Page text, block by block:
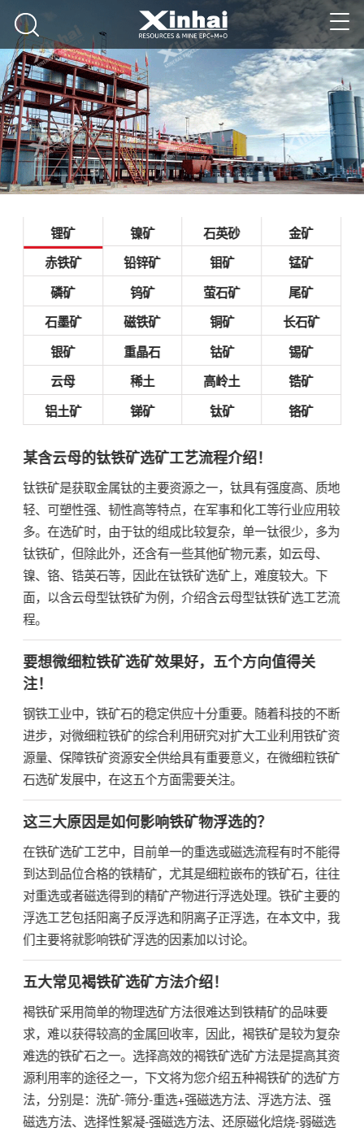
锂矿 镍矿 石英砂
金矿
赤铁矿
铅锌矿 钼矿
锰矿
磷矿
钨矿 萤石矿
尾矿
石墨矿
磁铁矿 铜矿
长石矿
银矿
重晶石 钴矿
锡矿
云母
稀土 高岭土
锆矿
铝土矿
锑矿 钛矿 铬矿
某含云母的钛铁矿选矿工艺流程介绍！
钛铁矿是获取金属钛的主要资源之一，钛具有强度高、质地
轻、可塑性强、韧性高等特点，在军事和化工等行业应用较
多。在选矿时，由于钛的组成比较复杂，单一钛很少，多为
钛铁矿，但除此外，还含有一些其他矿物元素，如云母、
镍、铬、锆英石等，因此在钛铁矿选矿上，难度较大。下
面，以含云母型钛铁矿为例，介绍含云母型钛铁矿选工艺流
程。
要想微细粒铁矿选矿效果好，五个方向值得关
注！
钢铁工业中，铁矿石的稳定供应十分重要。随着科技的不断
进步，对微细粒铁矿的综合利用研究对扩大工业利用铁矿资
源量、保障铁矿资源安全供给具有重要意义，在微细粒铁矿
石选矿发展中，在这五个方面需要关注。
这三大原因是如何影响铁矿物浮选的？
在铁矿选矿工艺中，目前单一的重选或磁选流程有时不能得
到达到品位合格的铁精矿，尤其是细粒嵌布的铁矿石，往往
对重选或者磁选得到的精矿产物进行浮选处理。铁矿主要的
浮选工艺包括阳离子反浮选和阴离子正浮选，在本文中，我
们主要将就影响铁矿浮选的因素加以讨论。
五大常见褐铁矿选矿方法介绍！
褐铁矿采用简单的物理选矿方法很难达到铁精矿的品味要
求，难以获得较高的金属回收率，因此，褐铁矿是较为复杂
难选的铁矿石之一。选择高效的褐铁矿选矿方法是提高其资
源利用率的途径之一，下文将为您介绍五种褐铁矿的选矿方
法，分别是：洗矿-筛分-重选+强磁选方法、浮选方法、强
磁选方法、选择性絮凝-强磁选方法、还原磁化焙烧-弱磁选